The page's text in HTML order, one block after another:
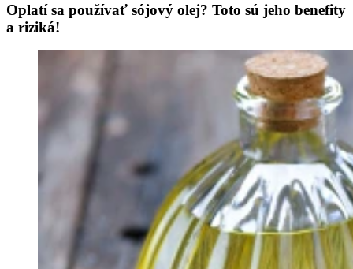
Oplatí sa používať sójový olej? Toto sú jeho benefity
a riziká!